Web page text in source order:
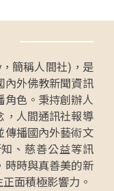
簡稱人間社)，是
內外佛教新聞資訊
角色。秉持創辦人
，人間通訊社報導
傳播國內外藝術文
、慈善公益等訊
時時與真善美的新
面積極影響力。